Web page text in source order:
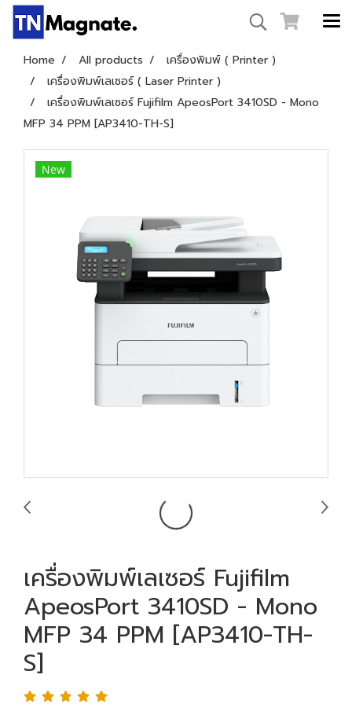
Home All products
เครื่องพิมพ์ ( Printer )
เครื่องพิมพ์เลเซอร์ ( Laser Printer )
เครื่องพิมพ์เลเซอร์ Fujifilm ApeosPort 3410SD - Mono
MFP 34 PPM [AP3410-TH-S]
New
เครื่องพิมพ์เลเซอร์ Fujifilm
ApeosPort 3410SD - Mono
MFP 34 PPM [AP3410-TH-
S]